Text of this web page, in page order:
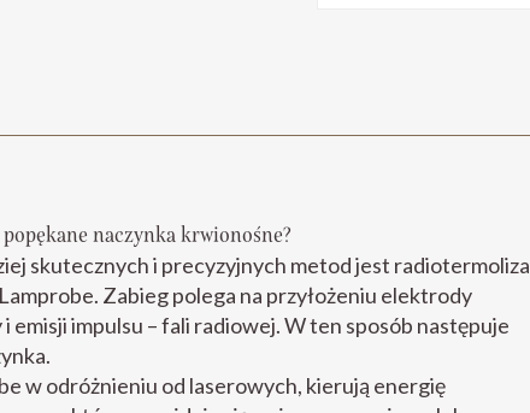
naczynka krwionośne?
skutecznych i precyzyjnych metod jest radiotermoliza
Zabieg polega na przyłożeniu elektrody
i emisji impulsu – fali radiowej. W ten sposób następuje
w odróżnieniu od laserowych, kierują energię